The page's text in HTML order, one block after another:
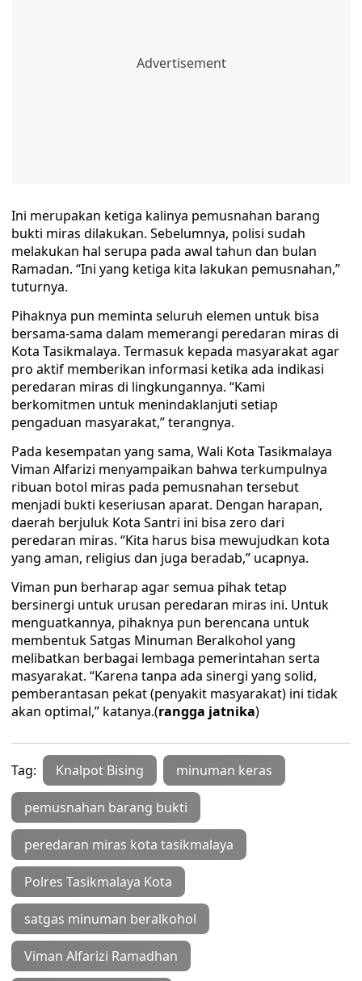
Ini merupakan ketiga kalinya pemusnahan barang
bukti miras dilakukan. Sebelumnya, polisi sudah
melakukan hal serupa pada awal tahun dan bulan
Ramadan. “Ini yang ketiga kita lakukan pemusnahan,”
tuturnya.
Pihaknya pun meminta seluruh elemen untuk bisa
bersama-sama dalam memerangi peredaran miras di
Kota Tasikmalaya. Termasuk kepada masyarakat agar
pro aktif memberikan informasi ketika ada indikasi
peredaran miras di lingkungannya. “Kami
berkomitmen untuk menindaklanjuti setiap
pengaduan masyarakat,” terangnya.
Pada kesempatan yang sama, Wali Kota Tasikmalaya
Viman Alfarizi menyampaikan bahwa terkumpulnya
ribuan botol miras pada pemusnahan tersebut
menjadi bukti keseriusan aparat. Dengan harapan,
daerah berjuluk Kota Santri ini bisa zero dari
peredaran miras. “Kita harus bisa mewujudkan kota
yang aman, religius dan juga beradab,” ucapnya.
Viman pun berharap agar semua pihak tetap
bersinergi untuk urusan peredaran miras ini. Untuk
menguatkannya, pihaknya pun berencana untuk
membentuk Satgas Minuman Beralkohol yang
melibatkan berbagai lembaga pemerintahan serta
masyarakat. “Karena tanpa ada sinergi yang solid,
pemberantasan pekat (penyakit masyarakat) ini tidak
akan optimal,” katanya.(rangga jatnika)
Tag: Knalpot Bising minuman keras
pemusnahan barang bukti
peredaran miras kota tasikmalaya
Polres Tasikmalaya Kota
satgas minuman beralkohol
Viman Alfarizi Ramadhan